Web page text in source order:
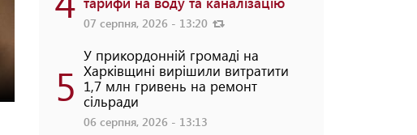
07 серпня, 2026 - 13:20
5
У прикордонній громаді на
Харківщині вирішили витратити
1,7 млн гривень на ремонт
сільради
06 серпня, 2026 - 13:13